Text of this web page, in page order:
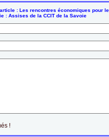
: Les rencontres économiques pour
: Assises de la CCIT de la Savoie
!